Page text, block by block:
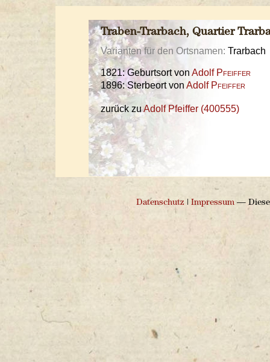
Traben-Trarbach, Quartier
Varianten für den Ortsnamen: Trarbach
1821: Geburtsort von Adolf Pfeiffer
1896: Sterbeort von Adolf Pfeiffer
zurück zuAdolf Pfeiffer (400555)
Datenschutz Impressum— Diese